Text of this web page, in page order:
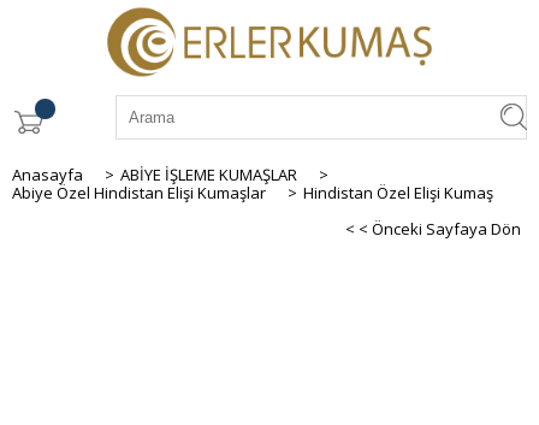
Anasayfa > ABİYE İŞLEME KUMAŞLAR
>
Abiye Özel Hindistan Elişi Kumaşlar
> Hindistan Özel Elişi Kumaş
< < Önceki Sayfaya Dön